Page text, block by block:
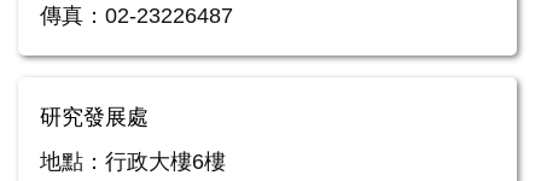
傳真：02-23226487
研究發展處
地點：行政大樓6樓